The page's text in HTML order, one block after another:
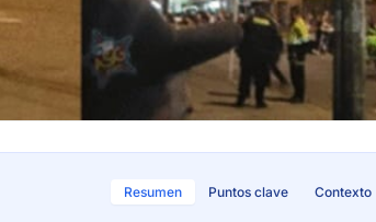
Resumen Puntos clave Contexto